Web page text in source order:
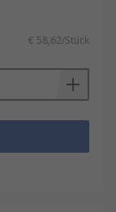
€ 58,62/Stück